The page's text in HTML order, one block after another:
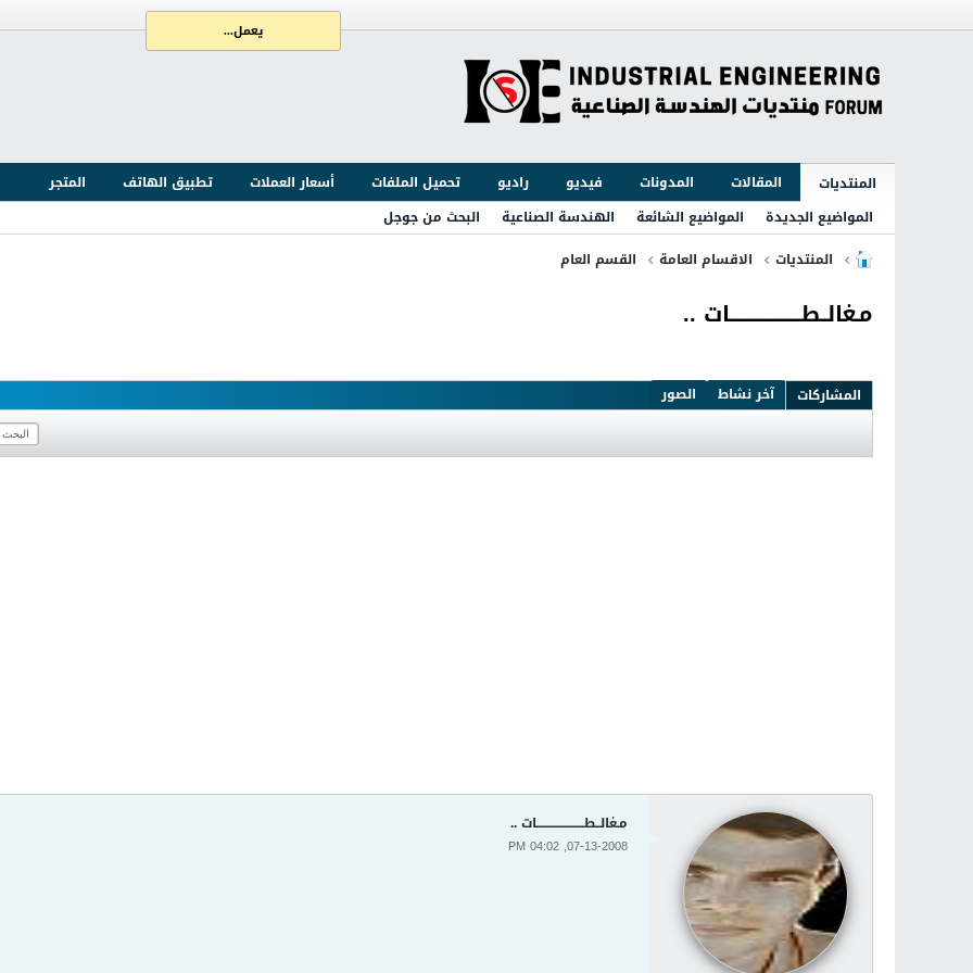
المنتديات المقالات المدونات فيديو راديو تحميل الملفات أسعار العملات تطبيق الهاتف
المتجر
المواضيع الجديدة
المواضيع الشائعة الهندسة الصناعية
البحث من جوجل
المنتديات
الاقسام العامة القسم العام
مـغالــطــــــــــــــــــــــات ..
المشاركات آخر نشاط الصور
مـغالــطــــــــــــــــــــــات ..
07-13-2008, 04:02 PM
يعمل...